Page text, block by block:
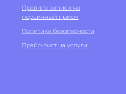
Правила записи на
первичный прием
Политика безопасности
Прайс-лист на услуги